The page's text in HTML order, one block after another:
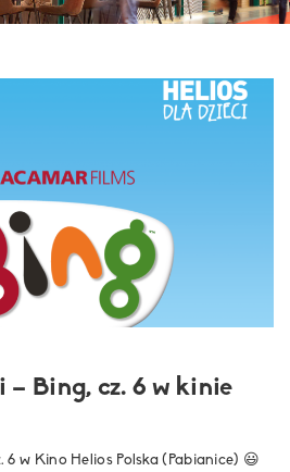
– Bing, cz. 6 w kinie
6 w Kino Helios Polska (Pabianice) 😃